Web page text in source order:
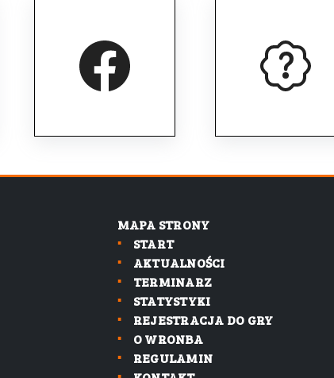
MAPA STRONY
START
AKTUALNOŚCI
TERMINARZ
STATYSTYKI
REJESTRACJA DO GRY
O WRONBA
REGULAMIN